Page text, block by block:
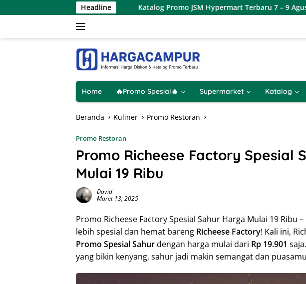
ke
Headline
Katalog Promo JSM Hypermart Terbaru 7 – 9 Agustus 2026
Home 🔥Promo Spesial🔥 Supermarket Katalog
Beranda Kuliner Promo Restoran
Promo Restoran
Promo Richeese Factory Spesial
Mulai 19 Ribu
David
Maret 13, 2025
Promo Richeese Factory Spesial Sahur Harga Mulai 19 Ribu
lebih spesial dan hemat bareng Richeese Factory! Kali ini,
Promo Spesial Sahurdengan harga mulai dari Rp 19.901
yang bikin kenyang, sahur jadi makin semangat dan